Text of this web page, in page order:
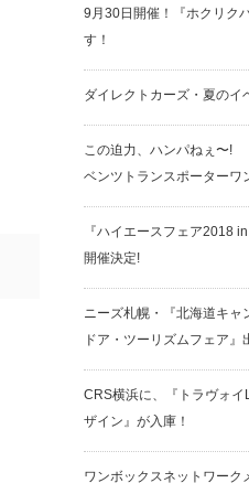
9月30日開催！『ホクリク
す！
ダイレクトカーズ・夏のイ
この迫力、ハンパねぇ〜!
ベンツトランスポーターワ
『ハイエースフェア2018
開催決定!
ニーズ札幌・『北海道キャ
ドア・ツーリズムフェア』
CRS横浜に、『トラヴォ
ザイン』が入庫！
ワンボックスネットワーク